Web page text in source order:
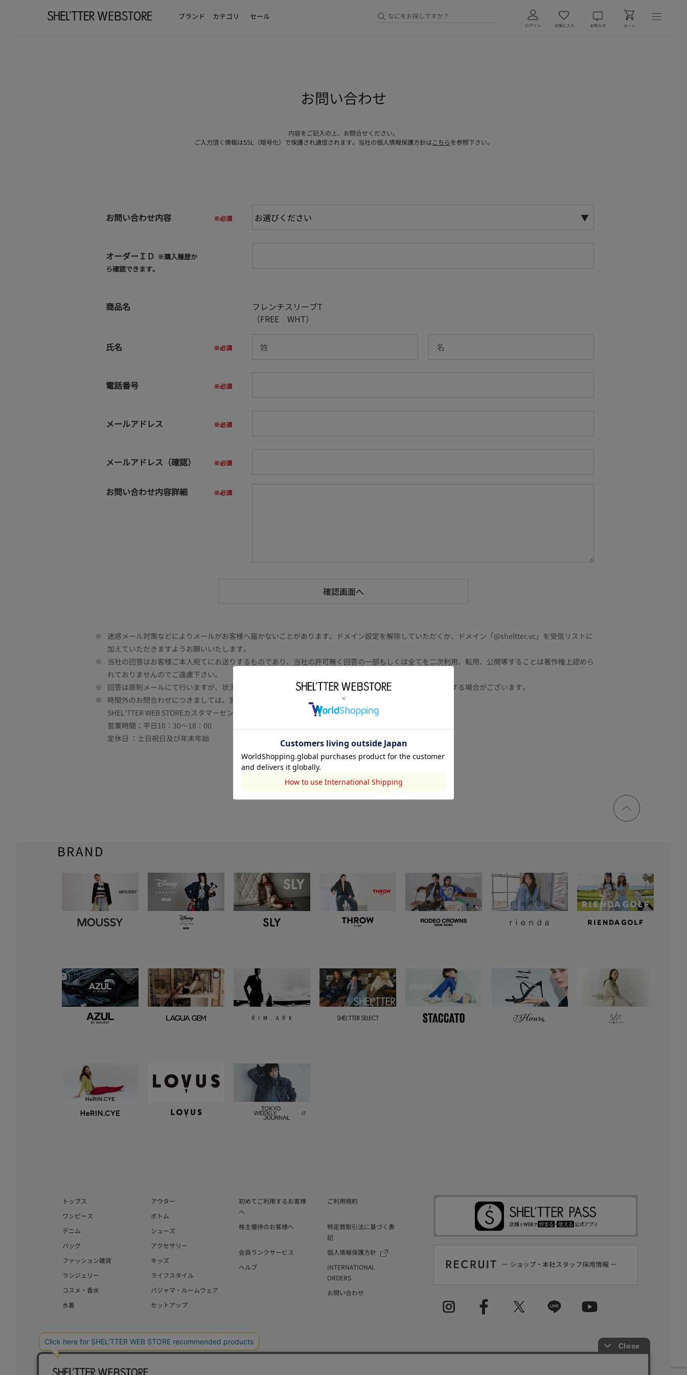
ブランド カテゴリ セール
お問い合わせ
内容をご記入の上、お問合せください。
ご入力頂く情報はSSL（暗号化）で保護され通信されます。当社の個人情報保護方針はこちらを参照下さい。
お問い合わせ内容
オーダーＩＤ ※購入履歴か
ら確認できます。
商品名
フレンチスリーブT
（FREE WHT）
氏名
電話番号
メールアドレス
メールアドレス（確認）
お問い合わせ内容詳細
※
迷惑メール対策などによりメールがお客様へ届かないことがあります。ドメイン設定を解除していただくか、ドメイン「@sheltter.vc」を受信リストに
加えていただきますようお願いいたします。
※
当社の回答はお客様ご本人宛てにお送りするものであり、当社の許可無く回答の一部もしくは全てを二次利用、転用、公開等することは著作権上認めら
れておりませんのでご遠慮下さい。
※
回答は原則メールにて行いますが、状況により電話や書面等の場合もございます。また内容により時間を要する場合がございます。
※
時間外のお問合わせにつきましては、翌営業日より順次対応いたします。
SHEL'TTER WEB STOREカスタマーセンター
営業時間：平日10：30～18：00
定休日 ：土日祝日及び年末年始
ページ
トップ
BRAND
トップス
アウター
ワンピース
ボトム
デニム
シューズ
バッグ
アクセサリー
ファッション雑貨
キッズ
ランジェリー
ライフスタイル
コスメ・香水
パジャマ・ルームウェア
水着
セットアップ
初めてご利用するお客様
へ
ご利用規約
株主優待のお客様へ
特定商取引法に基づく表
記
会員ランクサービス
個人情報保護方針
ヘルプ
INTERNATIONAL
ORDERS
お問い合わせ